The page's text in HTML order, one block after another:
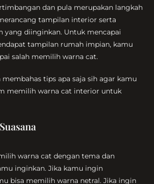
dan pula merupakan langkah
tampilan interior serta
yang diinginkan. Untuk mencapai
tampilan rumah impian, kamu
salah memilih warna cat.
tips apa saja sih agar kamu
memilih warna cat interior untuk
warna cat dengan tema dan
inginkan. Jika kamu ingin
bisa memilih warna netral. Jika ingin